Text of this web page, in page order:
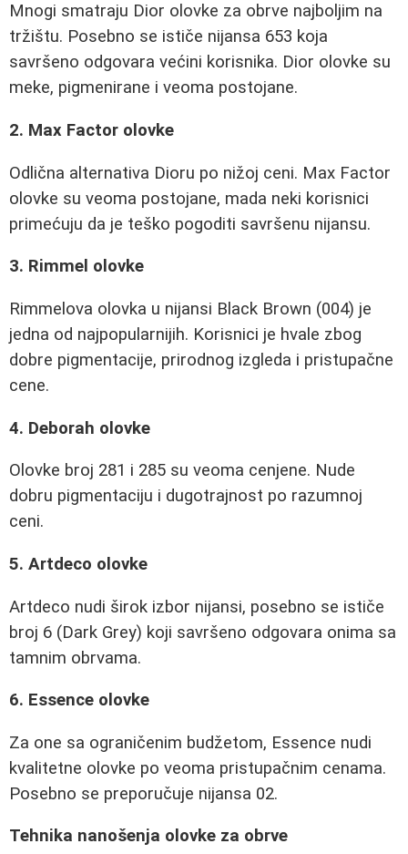
Mnogi smatraju Dior olovke za obrve najboljim na
tržištu. Posebno se ističe nijansa 653 koja
savršeno odgovara većini korisnika. Dior olovke su
meke, pigmenirane i veoma postojane.
2. Max Factor olovke
Odlična alternativa Dioru po nižoj ceni. Max Factor
olovke su veoma postojane, mada neki korisnici
primećuju da je teško pogoditi savršenu nijansu.
3. Rimmel olovke
Rimmelova olovka u nijansi Black Brown (004) je
jedna od najpopularnijih. Korisnici je hvale zbog
dobre pigmentacije, prirodnog izgleda i pristupačne
cene.
4. Deborah olovke
Olovke broj 281 i 285 su veoma cenjene. Nude
dobru pigmentaciju i dugotrajnost po razumnoj
ceni.
5. Artdeco olovke
Artdeco nudi širok izbor nijansi, posebno se ističe
broj 6 (Dark Grey) koji savršeno odgovara onima sa
tamnim obrvama.
6. Essence olovke
Za one sa ograničenim budžetom, Essence nudi
kvalitetne olovke po veoma pristupačnim cenama.
Posebno se preporučuje nijansa 02.
Tehnika nanošenja olovke za obrve